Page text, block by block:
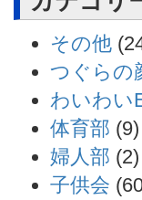
その他
つぐらの
わいわい
体育部 (9)
婦人部 (2)
子供会